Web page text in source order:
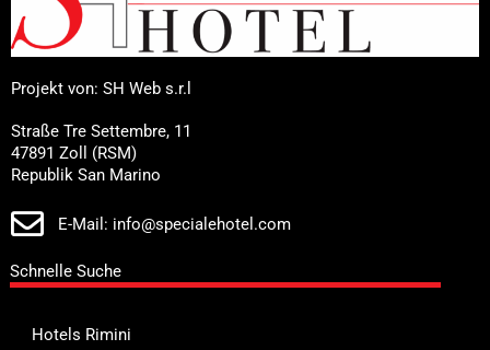
Projekt von: SH Web s.r.l
Straße Tre Settembre, 11
47891 Zoll (RSM)
Republik San Marino
E-Mail: info@specialehotel.com
Schnelle Suche
Hotels Rimini